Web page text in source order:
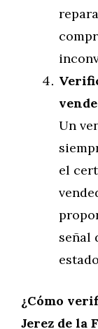
Un
el
señal
¿Cómo
Jerez de la